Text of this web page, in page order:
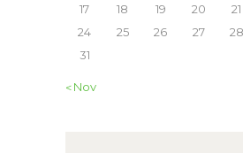
17
18 19 20 21
24
25 26 27 28
31
« Nov